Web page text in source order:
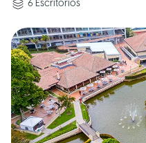
6 Escritorios